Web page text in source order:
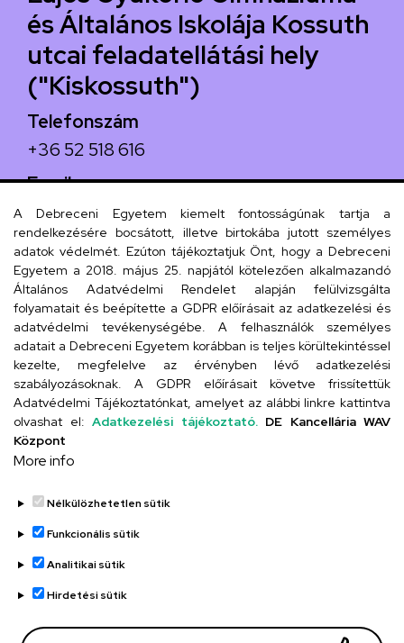
és Általános Iskolája Kossuth
utcai feladatellátási hely
("Kiskossuth")
Telefonszám
+36 52 518 616
Email
iskola@kossuth-alt.unideb.hu
Cím
4024 Debrecen, Kossuth utca 33.
Szervezeti telefonkönyv
UD telefonkönyv
Adatvédelem
Adatvédelem
Régi oldal
A Debreceni Egyetem kiemelt fontosságúnak tartja a
rendelkezésére bocsátott, illetve birtokába jutott személyes
adatok védelmét. Ezúton tájékoztatjuk Önt, hogy a Debreceni
Egyetem a 2018. május 25. napjától kötelezően alkalmazandó
Általános Adatvédelmi Rendelet alapján felülvizsgálta
folyamatait és beépítette a GDPR előírásait az adatkezelési és
adatvédelmi tevékenységébe. A felhasználók személyes
adatait a Debreceni Egyetem korábban is teljes körültekintéssel
kezelte, megfelelve az érvényben lévő adatkezelési
szabályozásoknak. A GDPR előírásait követve frissítettük
Adatvédelmi Tájékoztatónkat, amelyet az alábbi linkre kattintva
olvashat el: Adatkezelési tájékoztató. DE Kancellária WAV
Központ
More info
Nélkülözhetetlen sütik
Funkcionális sütik
Analitikai sütik
Hirdetési sütik